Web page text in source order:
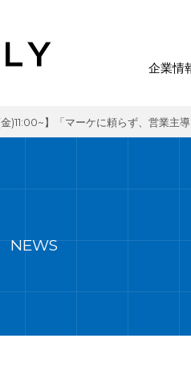
企業情
(金)11:00~】「マーケに頼らず、営業
NEWS